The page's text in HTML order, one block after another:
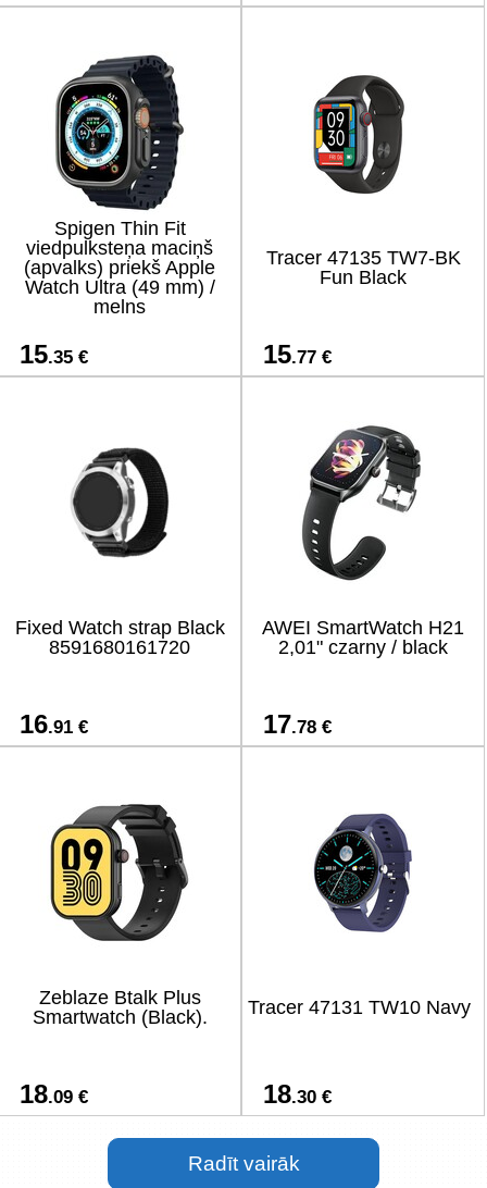
Spigen Thin Fit
viedpulksteņa maciņš
(apvalks) priekš Apple
Watch Ultra (49 mm) /
melns
15.35 €
Tracer 47135 TW7-BK
Fun Black
15.77 €
Fixed Watch strap Black
8591680161720
16.91 €
AWEI SmartWatch H21
2,01" czarny / black
17.78 €
Zeblaze Btalk Plus
Smartwatch (Black).
18.09 €
Tracer 47131 TW10 Navy
18.30 €